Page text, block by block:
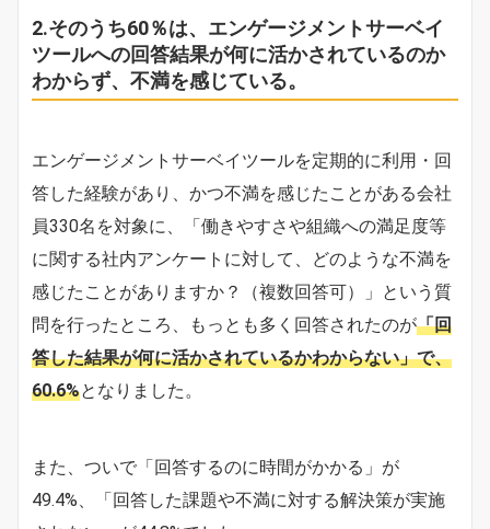
2.そのうち60％は、エンゲージメントサーベイ
ツールへの回答結果が何に活かされているのか
わからず、不満を感じている。
エンゲージメントサーベイツールを定期的に利用・回
答した経験があり、かつ不満を感じたことがある会社
員330名を対象に、「働きやすさや組織への満足度等
に関する社内アンケートに対して、どのような不満を
感じたことがありますか？（複数回答可）」という質
問を行ったところ、もっとも多く回答されたのが「回
答した結果が何に活かされているかわからない」で、
60.6%となりました。
また、ついで「回答するのに時間がかかる」が
49.4%、「回答した課題や不満に対する解決策が実施